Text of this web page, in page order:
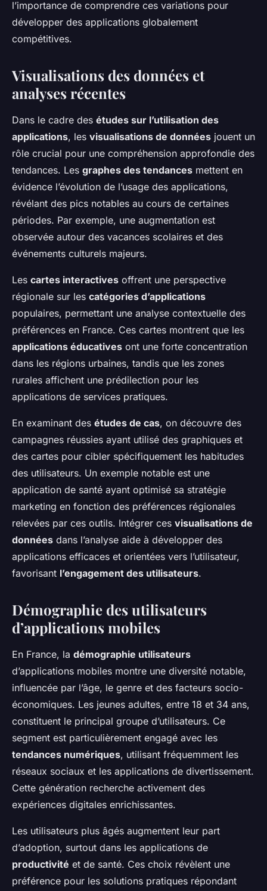
l’importance de comprendre ces variations pour
développer des applications globalement
compétitives.
Visualisations des données et
analyses récentes
Dans le cadre des études sur l’utilisation des
applications, les visualisations de données jouent un
rôle crucial pour une compréhension approfondie des
tendances. Les graphes des tendances mettent en
évidence l’évolution de l’usage des applications,
révélant des pics notables au cours de certaines
périodes. Par exemple, une augmentation est
observée autour des vacances scolaires et des
événements culturels majeurs.
Les cartes interactives offrent une perspective
régionale sur les catégories d’applications
populaires, permettant une analyse contextuelle des
préférences en France. Ces cartes montrent que les
applications éducatives ont une forte concentration
dans les régions urbaines, tandis que les zones
rurales affichent une prédilection pour les
applications de services pratiques.
En examinant des études de cas, on découvre des
campagnes réussies ayant utilisé des graphiques et
des cartes pour cibler spécifiquement les habitudes
des utilisateurs. Un exemple notable est une
application de santé ayant optimisé sa stratégie
marketing en fonction des préférences régionales
relevées par ces outils. Intégrer ces visualisations de
données dans l’analyse aide à développer des
applications efficaces et orientées vers l’utilisateur,
favorisant l’engagement des utilisateurs.
Démographie des utilisateurs
d’applications mobiles
En France, la démographie utilisateurs
d’applications mobiles montre une diversité notable,
influencée par l’âge, le genre et des facteurs socio-
économiques. Les jeunes adultes, entre 18 et 34 ans,
constituent le principal groupe d’utilisateurs. Ce
segment est particulièrement engagé avec les
tendances numériques, utilisant fréquemment les
réseaux sociaux et les applications de divertissement.
Cette génération recherche activement des
expériences digitales enrichissantes.
Les utilisateurs plus âgés augmentent leur part
d’adoption, surtout dans les applications de
productivité et de santé. Ces choix révèlent une
préférence pour les solutions pratiques répondant